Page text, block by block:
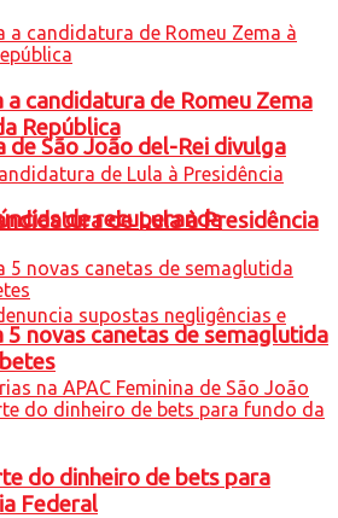
de São João del-Rei divulga
de recuperanda
candidatura de Romeu Zema
República
de Lula à Presidência
5 novas canetas de semaglutida
do dinheiro de bets para
Federal